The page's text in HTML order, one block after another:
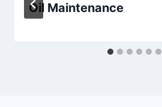
Oil Maintenance